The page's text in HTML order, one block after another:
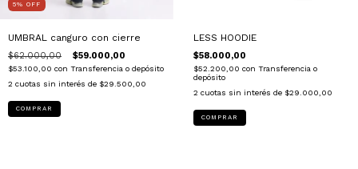
5% OFF
UMBRAL canguro con cierre
$62.000,00 $59.000,00
$53.100,00 con Transferencia o depósito
2 cuotas sin interés de $29.500,00
COMPRAR
LESS HOODIE
$58.000,00
$52.200,00 con Transferencia o
depósito
2 cuotas sin interés de $29.000,00
COMPRAR